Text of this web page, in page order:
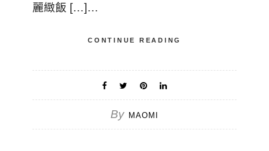
麗緻飯 […]…
CONTINUE READING
By MAOMI